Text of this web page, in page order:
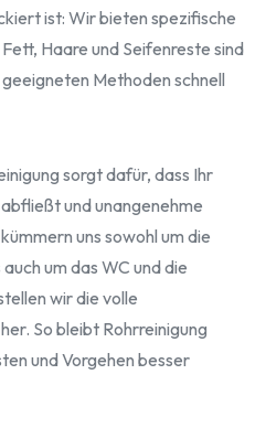
ist: Wir bieten spezifische
Haare und Seifenreste sind
Methoden schnell
sorgt dafür, dass Ihr
und unangenehme
uns sowohl um die
auch um das WC und die
wir die volle
So bleibt Rohrreinigung
und Vorgehen besser